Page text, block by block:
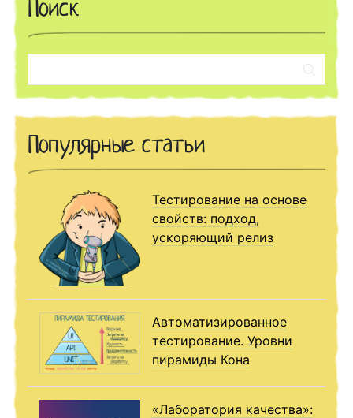
Поиск
Популярные статьи
Тестирование на основе
свойств: подход,
ускоряющий релиз
Автоматизированное
тестирование. Уровни
пирамиды Кона
«Лаборатория качества»: